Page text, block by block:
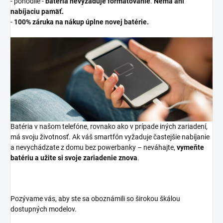
nabíjaciu pamäť.
- 100% záruka na nákup úplne novej batérie.
Batéria v našom telefóne, rovnako ako v prípade iných zariadení,
má svoju životnosť. Ak váš smartfón vyžaduje častejšie nabíjanie
a nevychádzate z domu bez powerbanky – neváhajte, vymeňte
batériu a užite si svoje zariadenie znova.
Pozývame vás, aby ste sa oboznámili so širokou škálou
dostupných modelov.